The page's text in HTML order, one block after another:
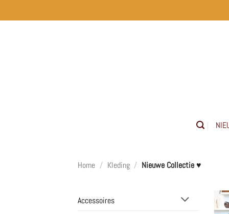
naar
Home / Kleding / Nieuwe Collectie ♥
Accessoires